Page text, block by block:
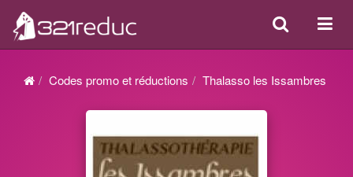
ou
Search
Codes promo et réductions Thalasso les Issambres